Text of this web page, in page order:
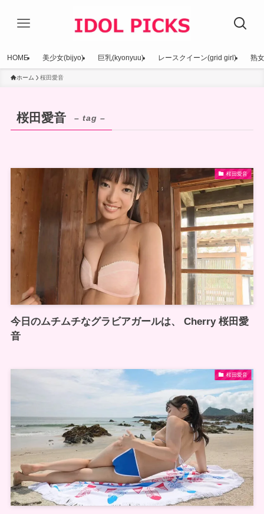
HOME 美少女(bijyo) 巨乳(kyonyuu) レースクイーン(grid girl) 熟
ホーム 桜田愛音
桜田愛音 – tag –
桜田愛音
今日のムチムチなグラビアガールは、 Cherry 桜田愛
音
桜田愛音